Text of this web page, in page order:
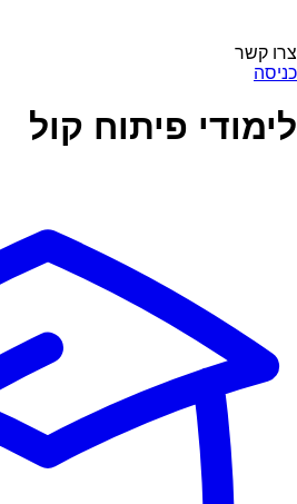
צרו קשר
כניסה
לימודי פיתוח קול